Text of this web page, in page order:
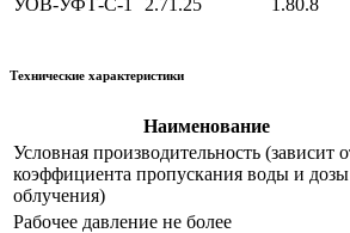
УОВ-УФТ-С-1 2.71.25 1.80.8
Технические характеристики
Наименование
Условная производительность (зависит
коэффициента пропускания воды и
облучения)
Рабочее давление не более